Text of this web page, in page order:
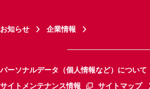
お知らせ 企業情報
パーソナルデータ（個人情報など）について
サイトメンテナンス情報
サイトマップ